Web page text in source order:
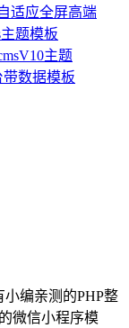
适应全屏高端
题模板
主题
数据模板
编亲测的PHP整
微信小程序模